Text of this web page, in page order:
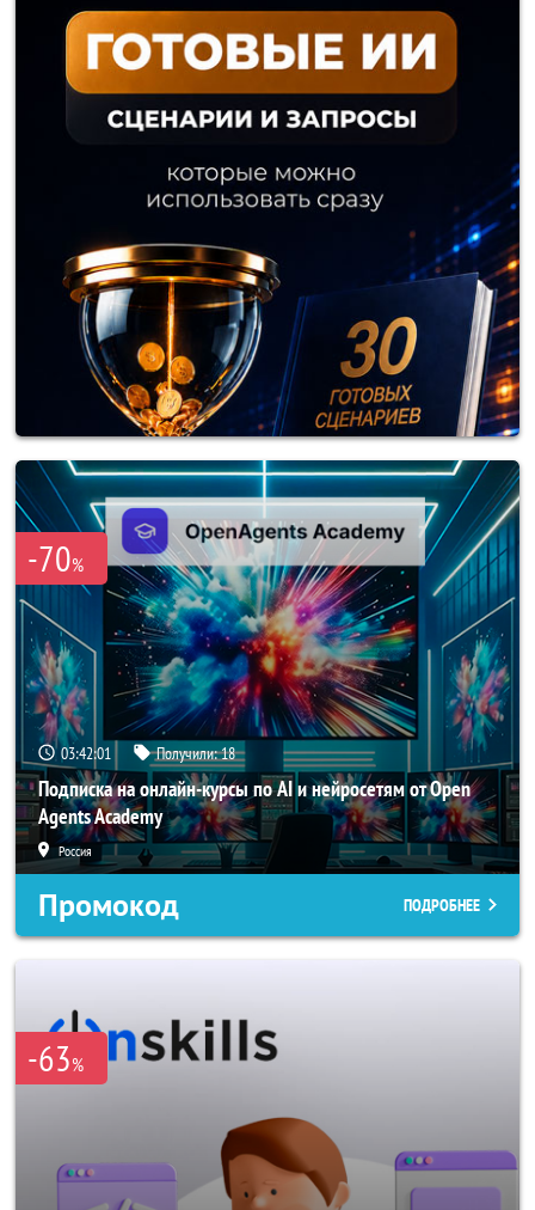
-70%
03:41:58 Получили:18
Подписка на онлайн-курсы по AI и нейросетям от Open
Agents Academy
Россия
Промокод ПОДРОБНЕЕ
-63%